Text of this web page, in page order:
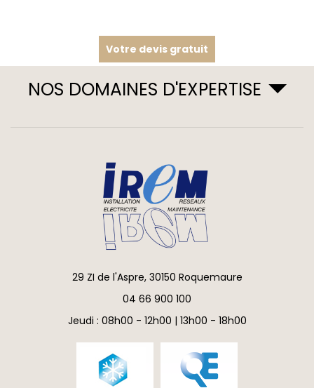
Votre devis gratuit
NOS DOMAINES D'EXPERTISE
29 ZI de l'Aspre, 30150 Roquemaure
04 66 900 100
Jeudi : 08h00 - 12h00 | 13h00 - 18h00